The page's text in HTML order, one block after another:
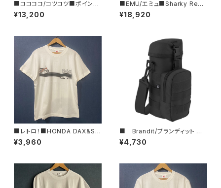
■ココココ/コツコツ■ポインテ
ッドトゥ・フラットシューズ/チェッ
ク■2025FW
¥13,200
■EMU/エミュ■Sharky Reef
■JAPAN LIMITEDムートンシ
ューズ
¥18,920
■レトロ！■HONDA DAX&ST
50ロゴTシャツ/RED■GIFTに
もオススメ
¥3,960
■ Brandit/ブランディット ■
ボトルホルダーⅡ ■
¥4,730